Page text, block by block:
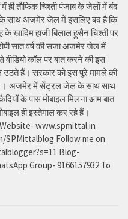
तौफिक चिश्ती पंजाब के जेलों में बंद
के साथ अजमेर जेल में इसलिए बंद है कि
खादिम हाजी बिलाल हुसैन चिश्ती पर
सात वर्ष की सजा अजमेर जेल में
कॉल पर बात करने की इस
उठते हैं। सरकार को इस पूरे मामले की
। अजमेर में सेंट्रल जेल के साथ साथ
के पास मोबाइल मिलना आम बात
ही इस्तेमाल कर रहे हैं।
Website- www.spmittal.in
SPMittalblog Follow me on
Blog-
Group- 9166157932 To